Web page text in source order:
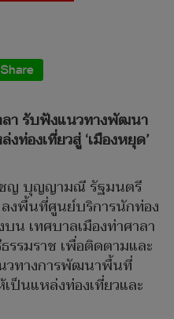
ลา รับฟังแนวทางพัฒนา
องเที่ยวสู่ ‘เมืองหยุด’
ชญ บุญญามณี รัฐมนตรี
ลงพื้นที่ศูนย์บริการนักท่อง
น เทศบาลเมืองท่าศาลา
รรมราช เพื่อติดตามและ
วทางการพัฒนาพื้นที่
ป็นแหล่งท่องเที่ยวและ